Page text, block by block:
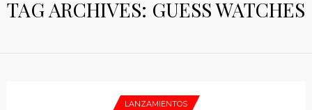
TAG ARCHIVES: GUESS WATCHES
LANZAMIENTOS